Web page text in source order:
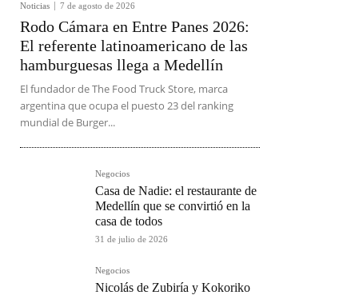
Noticias 7 de agosto de 2026
Rodo Cámara en Entre Panes 2026:
El referente latinoamericano de las
hamburguesas llega a Medellín
El fundador de The Food Truck Store, marca
argentina que ocupa el puesto 23 del ranking
mundial de Burger...
Negocios
Casa de Nadie: el restaurante de
Medellín que se convirtió en la
casa de todos
31 de julio de 2026
Negocios
Nicolás de Zubiría y Kokoriko